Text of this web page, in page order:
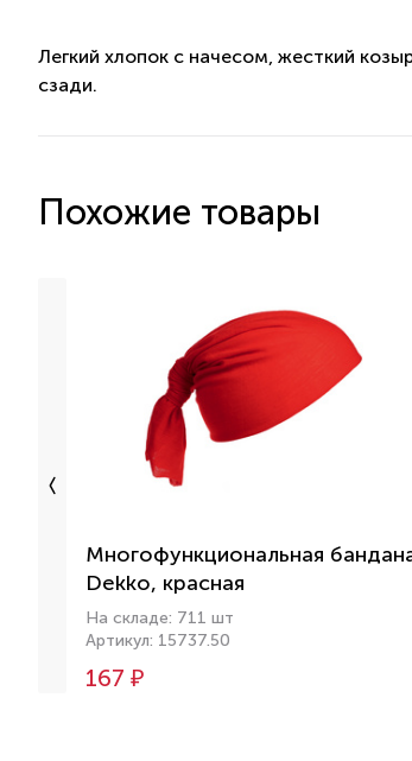
Легкий хлопок с начесом, жесткий
сзади.
Похожие товары
Многофункциональная
Dekko, красная
На складе: 711 шт
Артикул: 15737.50
167 ₽